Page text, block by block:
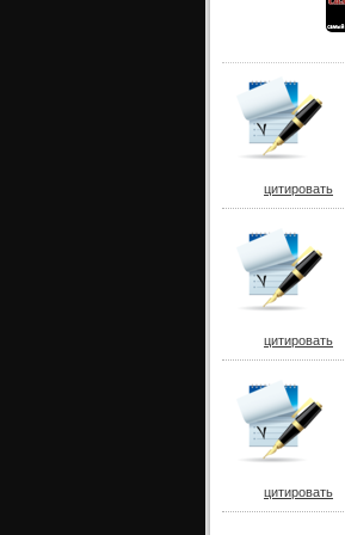
цитировать
цитировать
цитировать